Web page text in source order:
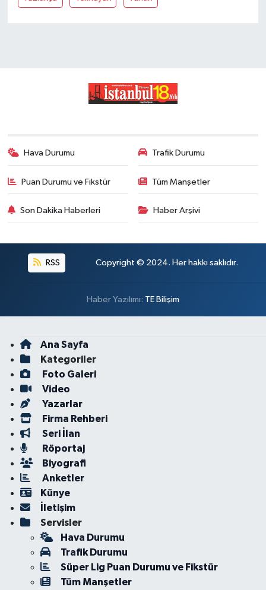
Hava Durumu Trafik Durumu
Puan Durumu ve Fikstür Tüm Manşetler
Son Dakika Haberleri Haber Arşivi
RSS Copyright © 2024. Her hakkı saklıdır.
Haber Yazılımı: TE Bilişim
Ana Sayfa
Kategoriler
Foto Galeri
Video
Yazarlar
Firma Rehberi
Seri İlan
Röportaj
Biyografi
Anketler
Künye
İletişim
Servisler
Hava Durumu
Trafik Durumu
Süper Lig Puan Durumu ve Fikstür
Tüm Manşetler